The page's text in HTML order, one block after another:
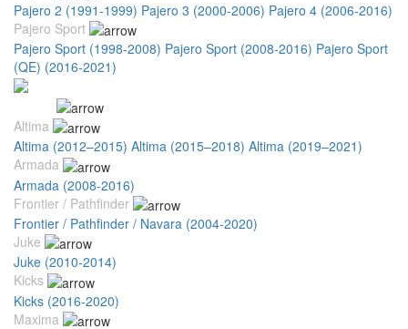
Pajero 2 (1991-1999) Pajero 3 (2000-2006) Pajero 4 (2006-2016)
Pajero Sport
Pajero Sport (1998-2008) Pajero Sport (2008-2016) Pajero Sport
(QE) (2016-2021)
Altima
Altima (2012–2015) Altima (2015–2018) Altima (2019–2021)
Armada
Armada (2008-2016)
Frontier / Pathfinder
Frontier / Pathfinder / Navara (2004-2020)
Juke
Juke (2010-2014)
Kicks
Kicks (2016-2020)
Maxima